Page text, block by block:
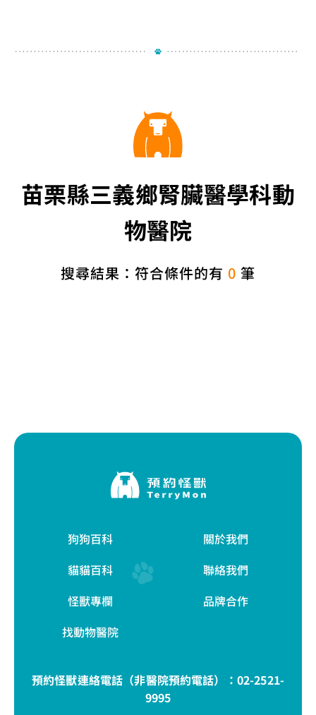
苗栗縣三義鄉腎臟醫學科動
物醫院
搜尋結果：符合條件的有 0 筆
狗狗百科
貓貓百科
怪獸專欄
找動物醫院
關於我們
聯絡我們
品牌合作
預約怪獸連絡電話（非醫院預約電話）： 02-2521-
9995